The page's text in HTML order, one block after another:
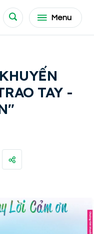
Menu
TAY -